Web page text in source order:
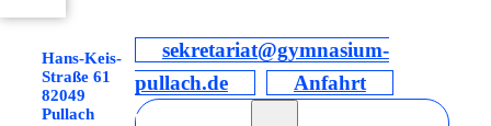
Hans-Keis-
Straße 61
82049
Pullach
sekretariat@gymnasium-
pullach.de
Anfahrt
Suchen